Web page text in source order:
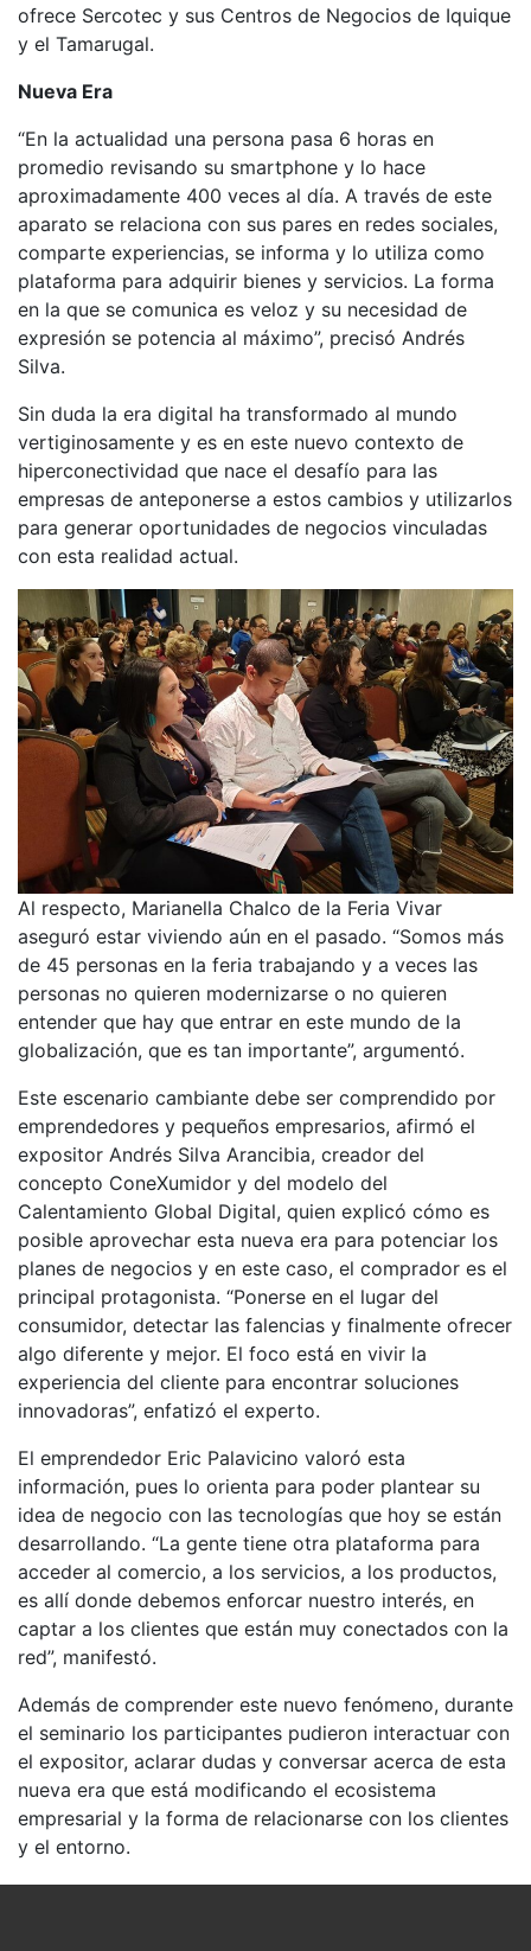
ofrece Sercotec y sus Centros de Negocios de Iquique
y el Tamarugal.
Nueva Era
“En la actualidad una persona pasa 6 horas en
promedio revisando su smartphone y lo hace
aproximadamente 400 veces al día. A través de este
aparato se relaciona con sus pares en redes sociales,
comparte experiencias, se informa y lo utiliza como
plataforma para adquirir bienes y servicios. La forma
en la que se comunica es veloz y su necesidad de
expresión se potencia al máximo”, precisó Andrés
Silva.
Sin duda la era digital ha transformado al mundo
vertiginosamente y es en este nuevo contexto de
hiperconectividad que nace el desafío para las
empresas de anteponerse a estos cambios y utilizarlos
para generar oportunidades de negocios vinculadas
con esta realidad actual.
Al respecto, Marianella Chalco de la Feria Vivar
aseguró estar viviendo aún en el pasado. “Somos más
de 45 personas en la feria trabajando y a veces las
personas no quieren modernizarse o no quieren
entender que hay que entrar en este mundo de la
globalización, que es tan importante”, argumentó.
Este escenario cambiante debe ser comprendido por
emprendedores y pequeños empresarios, afirmó el
expositor Andrés Silva Arancibia, creador del
concepto ConeXumidor y del modelo del
Calentamiento Global Digital, quien explicó cómo es
posible aprovechar esta nueva era para potenciar los
planes de negocios y en este caso, el comprador es el
principal protagonista. “Ponerse en el lugar del
consumidor, detectar las falencias y finalmente ofrecer
algo diferente y mejor. El foco está en vivir la
experiencia del cliente para encontrar soluciones
innovadoras”, enfatizó el experto.
El emprendedor Eric Palavicino valoró esta
información, pues lo orienta para poder plantear su
idea de negocio con las tecnologías que hoy se están
desarrollando. “La gente tiene otra plataforma para
acceder al comercio, a los servicios, a los productos,
es allí donde debemos enforcar nuestro interés, en
captar a los clientes que están muy conectados con la
red”, manifestó.
Además de comprender este nuevo fenómeno, durante
el seminario los participantes pudieron interactuar con
el expositor, aclarar dudas y conversar acerca de esta
nueva era que está modificando el ecosistema
empresarial y la forma de relacionarse con los clientes
y el entorno.